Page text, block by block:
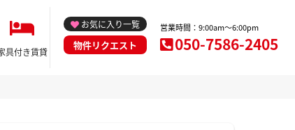
具付き賃貸
お気に入り一覧
物件リクエスト
営業時間：9:00am～6:00pm
050-7586-2405